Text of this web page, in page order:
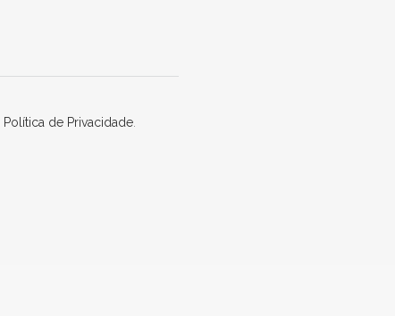
Política de Privacidade.